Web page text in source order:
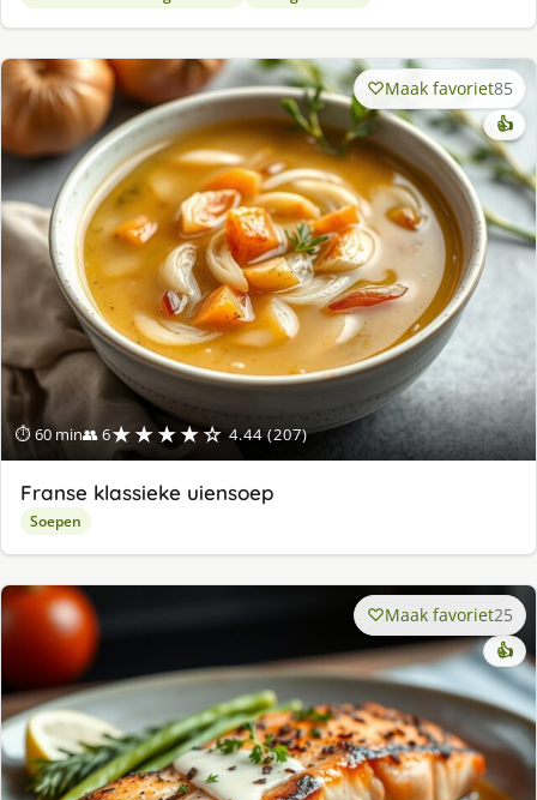
⏱ 60 min👥 6★★★★☆ 4.44 (207)
Maak favoriet85
👍
Franse klassieke uiensoep
Soepen
Maak favoriet25
👍